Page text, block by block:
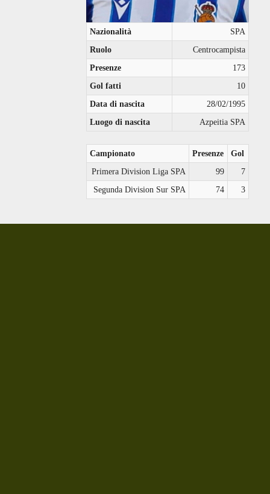
Nazionalità
SPA
Ruolo
Centrocampista
Presenze
173
Gol fatti
10
Data di nascita
28/02/1995
Luogo di nascita
Azpeitia SPA
Campionato Presenze
Gol
Primera Division Liga SPA
99
7
Segunda Division Sur SPA
74 3